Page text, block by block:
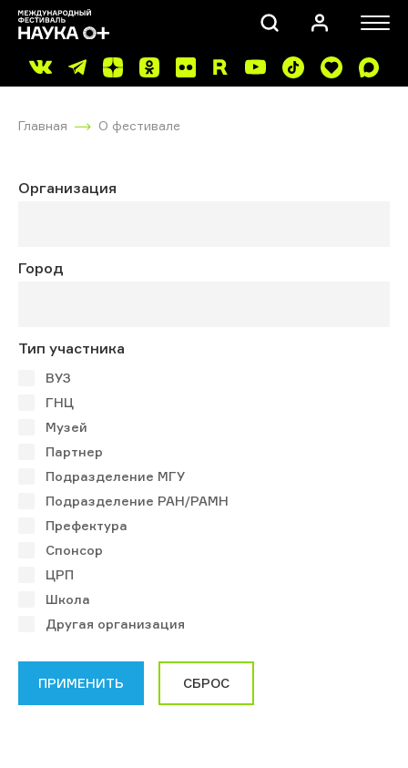
Главная О фестивале
Организация
Город
Тип участника
ВУЗ
ГНЦ
Музей
Партнер
Подразделение МГУ
Подразделение РАН/РАМН
Префектура
Спонсор
ЦРП
Школа
Другая организация